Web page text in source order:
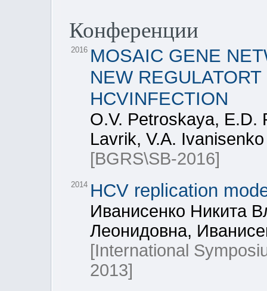
Конференции
2016 MOSAIC GENE
NEW
HCVINFECTION
O.V. Petroskaya, E.D.
Lavrik, V.A. Ivanisenko
[BGRS\SB-2016]
2014 HCV replication
Иванисенко Никита
Леонидовна,
[International
2013]